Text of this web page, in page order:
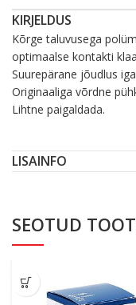
KIRJELDUS
Kõrge taluvusega
optimaalse kontakti
Suurepärane jõudlus
Originaaliga võrdne
Lihtne paigaldada.
LISAINFO
SEOTUD